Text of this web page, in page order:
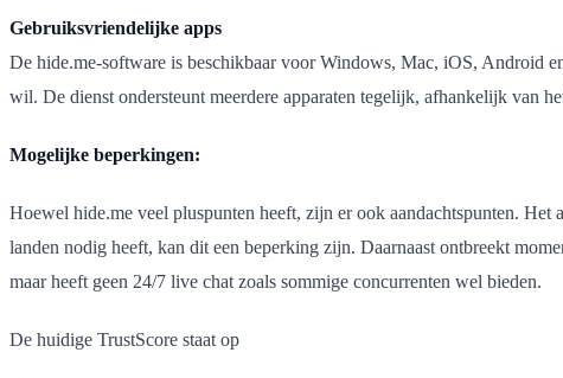
Gebruiksvriendelijke apps
De hide.me-software is beschikbaar voor Windows, Mac, iOS, Android
wil. De dienst ondersteunt meerdere apparaten tegelijk, afhankelijk van
Mogelijke beperkingen:
Hoewel hide.me veel pluspunten heeft, zijn er ook aandachtspunten.
landen nodig heeft, kan dit een beperking zijn. Daarnaast ontbreekt
maar heeft geen 24/7 live chat zoals sommige concurrenten wel bieden.
De huidige TrustScore staat op